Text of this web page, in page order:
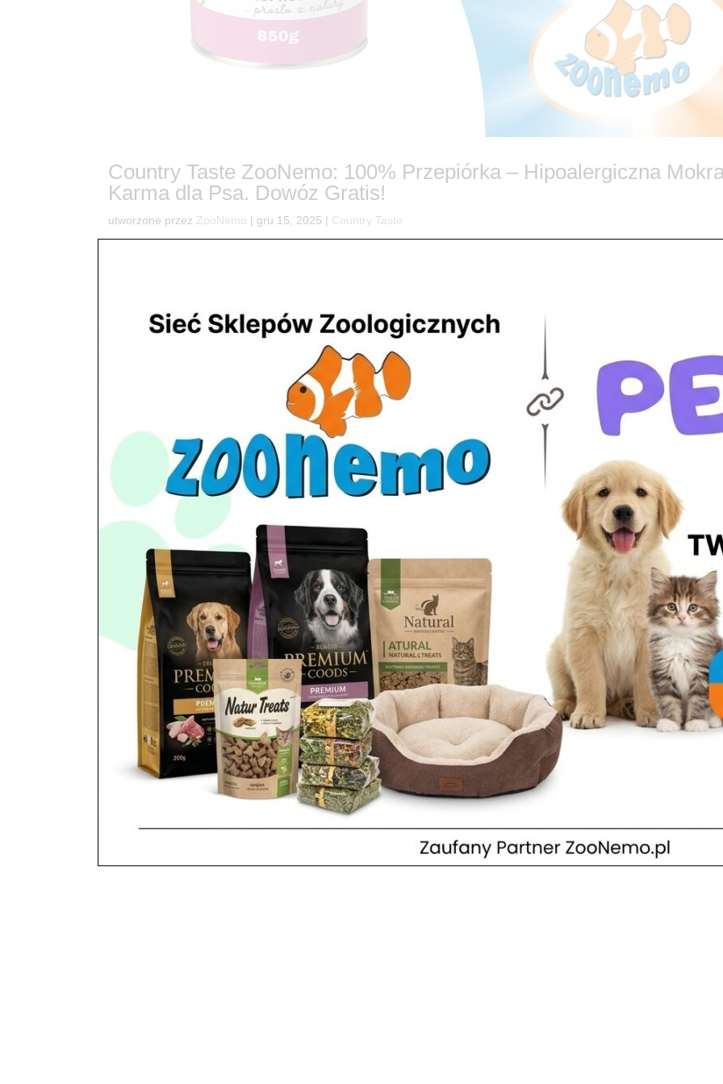
Country Taste ZooNemo: 100% Przepiórka – Hipoalergiczna
Karma dla Psa. Dowóz Gratis!
utworzone przez ZooNemo | gru 15, 2025 | Country Taste